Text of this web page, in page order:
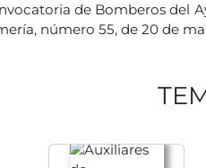
de Bomberos del
número 55, de 20 de